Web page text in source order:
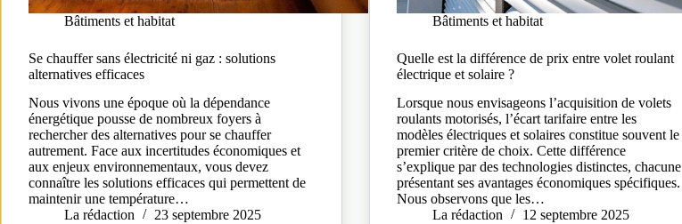
Bâtiments et habitat
Se chauffer sans électricité ni gaz : solutions
alternatives efficaces
Nous vivons une époque où la dépendance
énergétique pousse de nombreux foyers à
rechercher des alternatives pour se chauffer
autrement. Face aux incertitudes économiques et
aux enjeux environnementaux, vous devez
connaître les solutions efficaces qui permettent de
maintenir une température…
La rédaction
23 septembre 2025
Bâtiments et habitat
Quelle est la différence de prix entre volet roulant
électrique et solaire​ ?
Lorsque nous envisageons l’acquisition de volets
roulants motorisés, l’écart tarifaire entre les
modèles électriques et solaires constitue souvent le
premier critère de choix. Cette différence
s’explique par des technologies distinctes, chacune
présentant ses avantages économiques spécifiques.
Nous observons que les…
La rédaction
12 septembre 2025